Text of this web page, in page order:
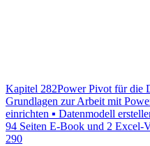
Kapitel 282Power Pivot für die
Grundlagen zur Arbeit mit
einrichten ▪ Datenmodell
94 Seiten E-Book und 2 Excel-
290